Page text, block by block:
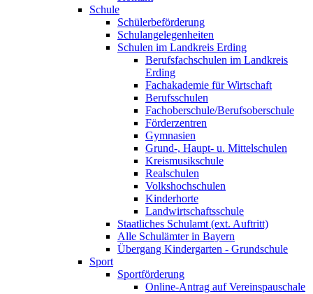
Schule
Schülerbeförderung
Schulangelegenheiten
Schulen im Landkreis Erding
Berufsfachschulen im Landkreis
Erding
Fachakademie für Wirtschaft
Berufsschulen
Fachoberschule/Berufsoberschule
Förderzentren
Gymnasien
Grund-, Haupt- u. Mittelschulen
Kreismusikschule
Realschulen
Volkshochschulen
Kinderhorte
Landwirtschaftsschule
Staatliches Schulamt (ext. Auftritt)
Alle Schulämter in Bayern
Übergang Kindergarten - Grundschule
Sport
Sportförderung
Online-Antrag auf Vereinspauschale